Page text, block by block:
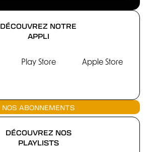
DÉCOUVREZ NOTRE
APPLI
Play Store Apple Store
NOS ABONNEMENTS
DÉCOUVREZ NOS
PLAYLISTS